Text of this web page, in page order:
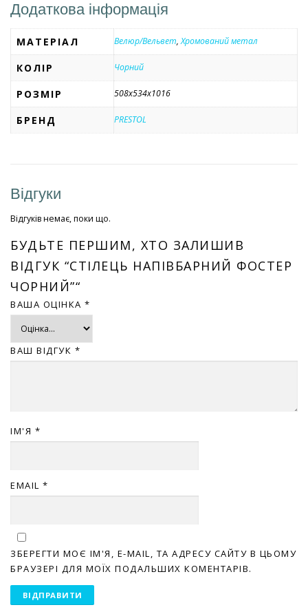
Додаткова інформація
МАТЕРІАЛ Велюр/Вельвет,Хромований метал
КОЛІР Чорний
РОЗМІР 508x534x1016
БРЕНД PRESTOL
Відгуки
Відгуків немає, поки що.
БУДЬТЕ ПЕРШИМ, ХТО ЗАЛИШИВ
ВІДГУК “СТІЛЕЦЬ НАПІВБАРНИЙ ФОСТЕР
ЧОРНИЙ”“
ВАША ОЦІНКА *
ВАШ ВІДГУК *
ІМ'Я *
EMAIL *
ЗБЕРЕГТИ МОЄ ІМ'Я, E-MAIL, ТА АДРЕСУ САЙТУ В ЦЬОМУ
БРАУЗЕРІ ДЛЯ МОЇХ ПОДАЛЬШИХ КОМЕНТАРІВ.